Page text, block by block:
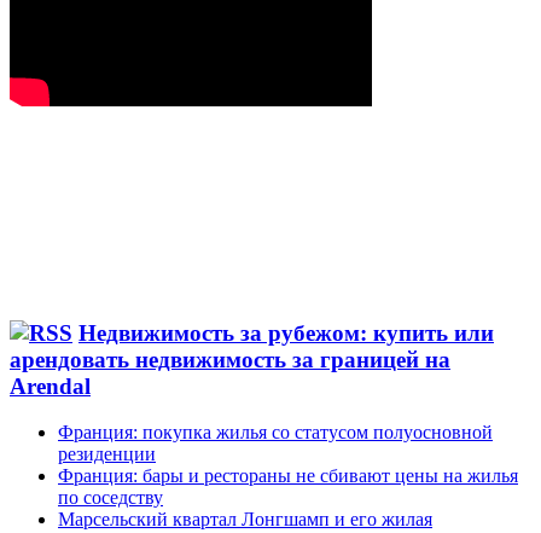
Недвижимость за рубежом: купить или
арендовать недвижимость за границей на
Arendal
Франция: покупка жилья со статусом полуосновной
резиденции
Франция: бары и рестораны не сбивают цены на жилья
по соседству
Марсельский квартал Лонгшамп и его жилая